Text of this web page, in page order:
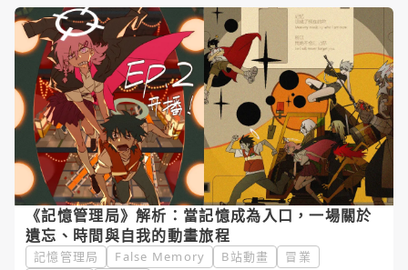
《記憶管理局》解析：當記憶成為入口，一場關於
遺忘、時間與自我的動畫旅程
記憶管理局 False Memory B站動畫
冒業